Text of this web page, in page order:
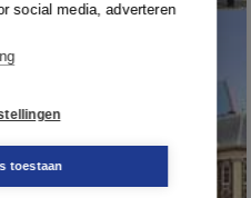
social media, adverteren
toestaan